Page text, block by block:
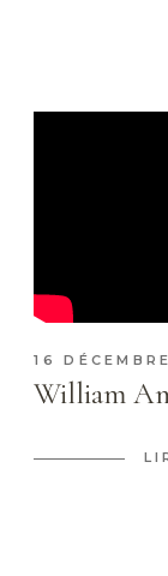
16
William